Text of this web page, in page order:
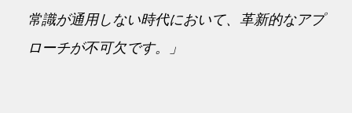
常識が通用しない時代において、革新的なアプ
ローチが不可欠です。」